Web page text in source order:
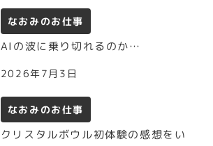
なおみのお仕事
AIの波に乗り切れるのか…
2026年7月3日
なおみのお仕事
クリスタルボウル初体験の感想をい